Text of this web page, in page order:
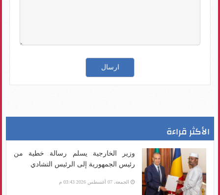
الأكثر قراءة
وزير الخارجية يسلم رسالة خطية من
رئيس الجمهورية إلى الرئيس التشادي
الجمعة، 07 أغسطس 2026 03:43 م